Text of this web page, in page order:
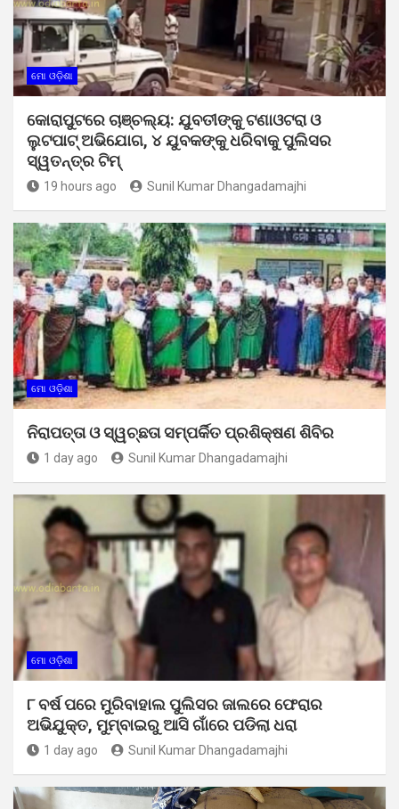
ମୋ ଓଡ଼ିଶା
କୋରାପୁଟରେ ଚାଞ୍ଚଲ୍ୟ: ଯୁବତୀଙ୍କୁ ଟଣାଓଟରା ଓ
ଲୁଟପାଟ୍ ଅଭିଯୋଗ, ୪ ଯୁବକଙ୍କୁ ଧରିବାକୁ ପୁଲିସର
ସ୍ୱତନ୍ତ୍ର ଟିମ୍
19 hours ago Sunil Kumar Dhangadamajhi
ମୋ ଓଡ଼ିଶା
ନିରାପତ୍ତା ଓ ସ୍ୱଚ୍ଛତା ସମ୍ପର୍କିତ ପ୍ରଶିକ୍ଷଣ ଶିବିର
1 day ago Sunil Kumar Dhangadamajhi
ମୋ ଓଡ଼ିଶା
୮ ବର୍ଷ ପରେ ମୁରିବାହାଲ ପୁଲିସର ଜାଲରେ ଫେରାର
ଅଭିଯୁକ୍ତ, ମୁମ୍ବାଇରୁ ଆସି ଗାଁରେ ପଡିଲା ଧରା
1 day ago Sunil Kumar Dhangadamajhi